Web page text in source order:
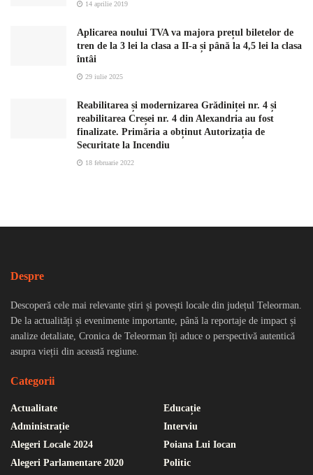
14 aprilie 2019
Aplicarea noului TVA va majora prețul biletelor de
tren de la 3 lei la clasa a II-a și până la 4,5 lei la clasa
întâi
29 iulie 2025
Reabilitarea și modernizarea Grădiniței nr. 4 și
reabilitarea Creșei nr. 4 din Alexandria au fost
finalizate. Primăria a obținut Autorizația de
Securitate la Incendiu
18 februarie 2022
Despre
Descoperă cele mai relevante știri și povești locale din județul Teleorman.
De la actualități și evenimente importante, până la reportaje de impact și
analize detaliate, Cronica de Teleorman îți aduce o perspectivă autentică
asupra vieții din această regiune.
Categorii
Actualitate
Administrație
Alegeri Locale 2024
Alegeri Parlamentare 2020
Educație
Interviu
Poiana Lui Iocan
Politic